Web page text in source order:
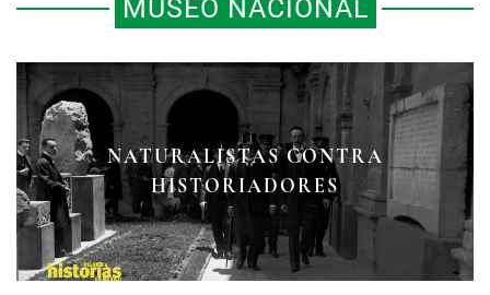
MUSEO NACIONAL
NATURALISTAS CONTRA
HISTORIADORES